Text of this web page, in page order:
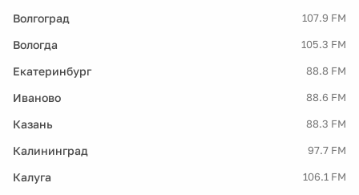
Волгоград 107.9 FM
Вологда 105.3 FM
Екатеринбург 88.8 FM
Иваново 88.6 FM
Казань 88.3 FM
Калининград 97.7 FM
Калуга 106.1 FM